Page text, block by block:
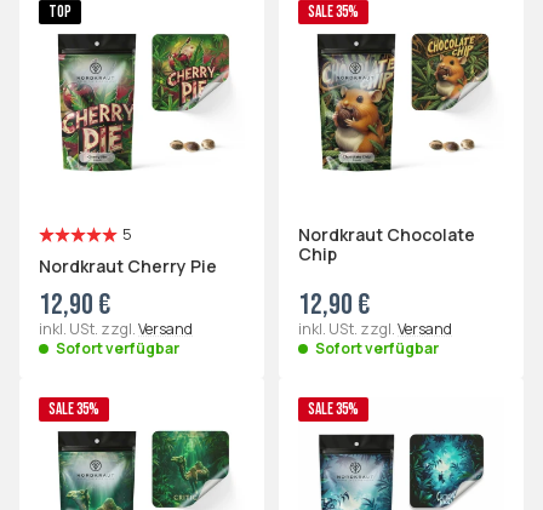
TOP
5
Nordkraut Cherry Pie
12,90 €
inkl. USt. zzgl.Versand
Sofort verfügbar
SALE 35%
Nordkraut Chocolate
Chip
12,90 €
inkl. USt. zzgl.Versand
Sofort verfügbar
SALE 35% SALE 35%